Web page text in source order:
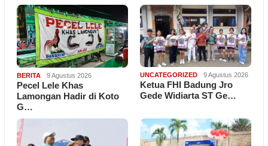
BERITA 9 Agustus 2026
Pecel Lele Khas
Lamongan Hadir di Koto
G…
UNCATEGORIZED 9 Agustus 2026
Ketua FHI Badung Jro
Gede Widiarta ST Ge…